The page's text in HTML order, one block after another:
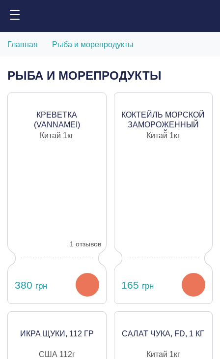
Главная Рыба и морепродукты
РЫБА И МОРЕПРОДУКТЫ
КРЕВЕТКА
(VANNAMEI)
ЧИЩЕНАЯ, С
Китай 1кг
1 отзывов
380 грн
КОКТЕЙЛЬ МОРСКОЙ
ЗАМОРОЖЕННЫЙ
СЫРОЙ, 1 КГ
Китай 1кг
165 грн
ИКРА ЩУКИ, 112 ГР
США 112г
САЛАТ ЧУКА, FD, 1 КГ
Китай 1кг